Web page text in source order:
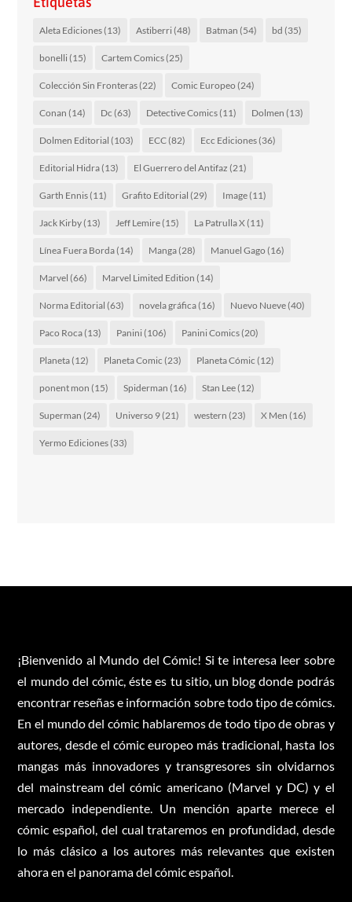
Aleta Ediciones(13) Astiberri(48) Batman (54) bd (35)
bonelli(15) Cartem Comics(25)
Colección Sin Fronteras(22) Comic Europeo (24)
Conan (14) Dc (63) Detective Comics(11) Dolmen (13)
Dolmen Editorial (103) ECC(82) Ecc Ediciones(36)
Editorial Hidra(13) El Guerrero del Antifaz (21)
Garth Ennis(11) Grafito Editorial (29) Image(11)
Jack Kirby(13) Jeff Lemire(15) La Patrulla X(11)
Línea Fuera Borda(14) Manga(28) Manuel Gago (16)
Marvel (66) Marvel Limited Edition (14)
Norma Editorial (63) novela gráfica(16) Nuevo Nueve(40)
Paco Roca(13) Panini(106) Panini Comics(20)
Planeta(12) Planeta Comic (23) Planeta Cómic (12)
ponent mon (15) Spiderman (16) Stan Lee(12)
Superman (24) Universo 9(21) western (23) X Men (16)
Yermo Ediciones(33)
¡Bienvenido al Mundo del Cómic! Si te interesa leer sobre
el mundo del cómic, éste es tu sitio, un blog donde podrás
encontrar reseñas e información sobre todo tipo de cómics.
En el mundo del cómic hablaremos de todo tipo de obras y
autores, desde el cómic europeo más tradicional, hasta los
mangas más innovadores y transgresores sin olvidarnos
del mainstream del cómic americano (Marvel y DC) y el
mercado independiente. Un mención aparte merece el
cómic español, del cual trataremos en profundidad, desde
lo más clásico a los autores más relevantes que existen
ahora en el panorama del cómic español.